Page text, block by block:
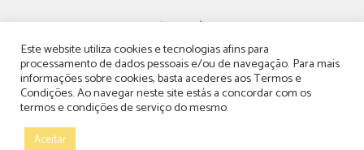
in
a
new
tab
in
a
new
tab
in
a
new
tab
in
a
new
tab
TERMOS, CONDIÇÕES & POLÍTICA DE PRIVACIDADE
ESTATUTO EDITORIAL
POLÍTICA DE PUBLICIDADE E ANÚNCIOS
CONTACTOS
Este website utiliza cookies e tecnologias afins para
processamento de dados pessoais e/ou de navegação. Para mais
informações sobre cookies, basta acederes aosTermos e
Condições. Ao navegar neste site estás a concordar com os
termos e condições de serviço do mesmo.
Aceitar